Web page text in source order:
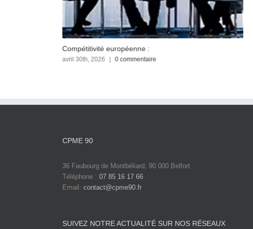
Compétitivité européenne :
avril 30th, 2026 | 0 commentaire
CPME 90
36 Faubourg de Montbéliard, 90 000 Belfort
Téléphone : 07 85 16 17 66
Email: contact@cpme90.fr
SUIVEZ NOTRE ACTUALITÉ SUR NOS RÉSEAUX